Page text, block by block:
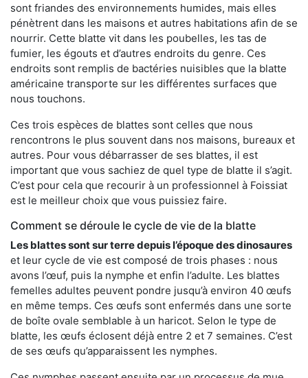
sont friandes des environnements humides, mais elles
pénètrent dans les maisons et autres habitations afin de se
nourrir. Cette blatte vit dans les poubelles, les tas de
fumier, les égouts et d’autres endroits du genre. Ces
endroits sont remplis de bactéries nuisibles que la blatte
américaine transporte sur les différentes surfaces que
nous touchons.
Ces trois espèces de blattes sont celles que nous
rencontrons le plus souvent dans nos maisons, bureaux et
autres. Pour vous débarrasser de ses blattes, il est
important que vous sachiez de quel type de blatte il s’agit.
C’est pour cela que recourir à un professionnel à Foissiat
est le meilleur choix que vous puissiez faire.
Comment se déroule le cycle de vie de la blatte
Les blattes sont sur terre depuis l’époque des dinosaures
et leur cycle de vie est composé de trois phases : nous
avons l’œuf, puis la nymphe et enfin l’adulte. Les blattes
femelles adultes peuvent pondre jusqu’à environ 40 œufs
en même temps. Ces œufs sont enfermés dans une sorte
de boîte ovale semblable à un haricot. Selon le type de
blatte, les œufs éclosent déjà entre 2 et 7 semaines. C’est
de ses œufs qu’apparaissent les nymphes.